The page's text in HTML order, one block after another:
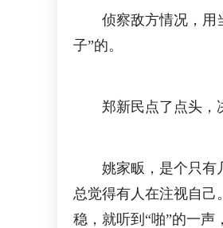
侦察敌方情况，用当
子”的。
郑新民点了点头，决
姚家畈，是个只有几
总觉得有人在注视自己
稳，就听到“啪”的一声